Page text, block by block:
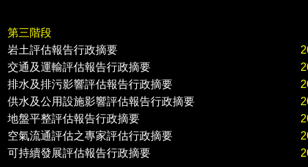
第三階段
岩土評估報告行政摘要
交通及運輸評估報告行政摘要
排水及排污影響評估報告行政摘要
供水及公用設施影響評估報告行政摘要
地盤平整評估報告行政摘要
空氣流通評估之專家評估行政摘要
可持續發展評估報告行政摘要